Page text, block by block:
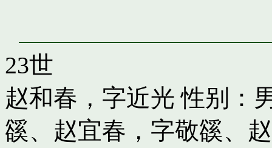
23世
赵和春，字近光 性别：
豀、 赵宜春，字敬豀、